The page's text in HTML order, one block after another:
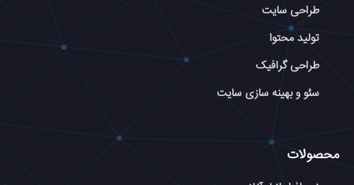
طراحی سایت
تولید محتوا
طراحی گرافیک
سئو و بهینه سازی سایت
محصولات